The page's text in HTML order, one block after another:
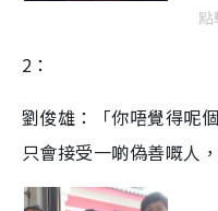
2：
劉俊雄：「你唔覺得呢
只會接受一啲偽善嘅人